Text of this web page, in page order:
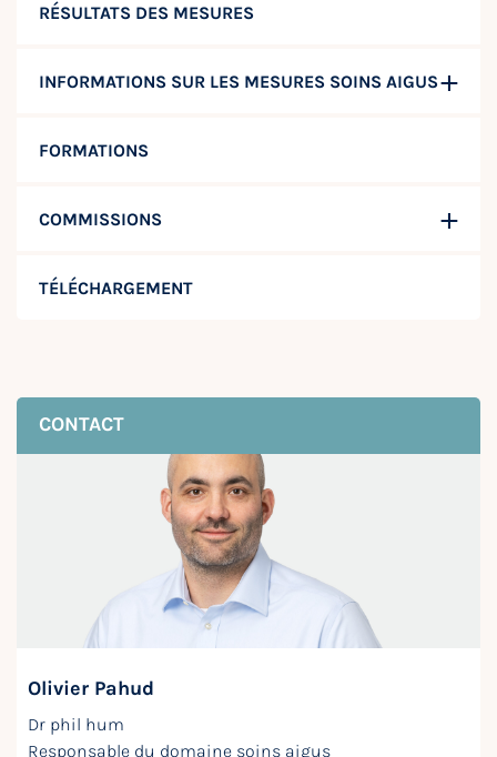
RÉSULTATS DES MESURES
INFORMATIONS SUR LES MESURES SOINS AIGUS
FORMATIONS
COMMISSIONS
TÉLÉCHARGEMENT
CONTACT
Olivier Pahud
Dr phil hum
Responsable du domaine soins aigus